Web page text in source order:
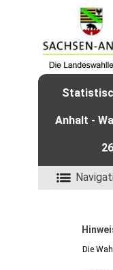
Anhalt -
Die